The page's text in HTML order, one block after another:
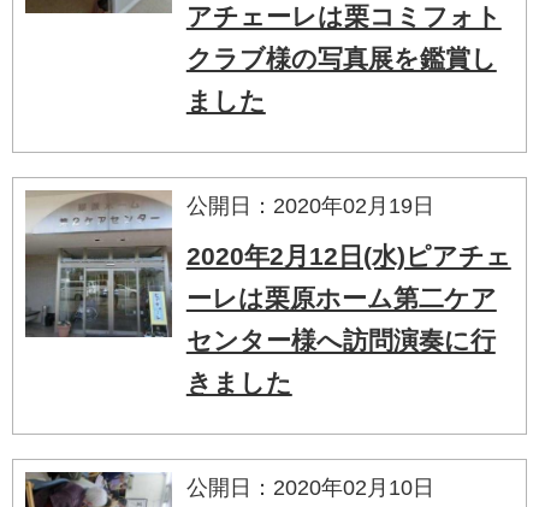
アチェーレは栗コミフォト
クラブ様の写真展を鑑賞し
ました
公開日：2020年02月19日
2020年2月12日(水)ピアチェ
ーレは栗原ホーム第二ケア
センター様へ訪問演奏に行
きました
公開日：2020年02月10日